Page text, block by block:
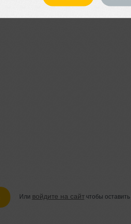
Lady Waks
Или войдите на сайтчтобы